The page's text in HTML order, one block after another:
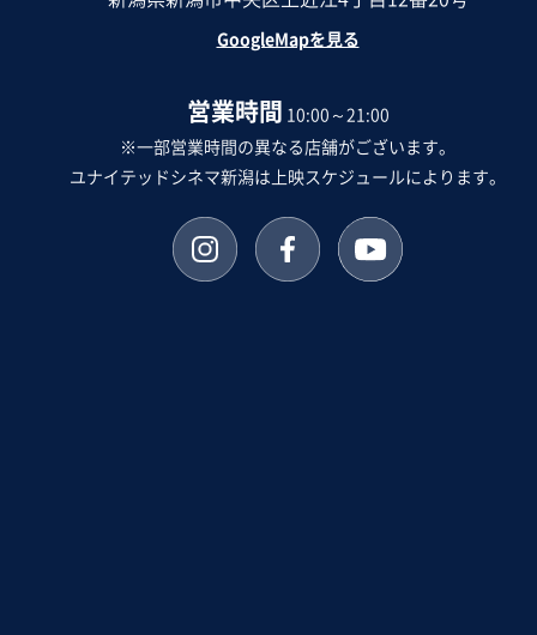
GoogleMapを見る
営業時間 10:00～21:00
※一部営業時間の異なる店舗がございます。
ユナイテッドシネマ新潟は上映スケジュールによります。